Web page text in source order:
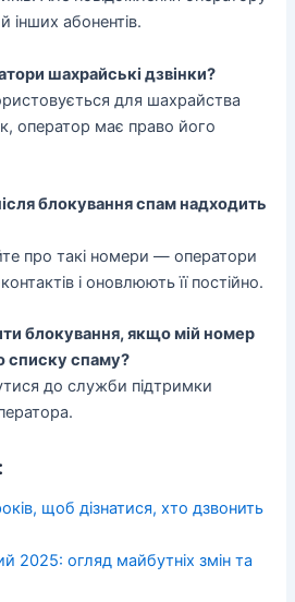
інших абонентів.
шахрайські дзвінки?
для шахрайства
оператор має право його
блокування спам надходить
про такі номери — оператори
і оновлюють її постійно.
блокування, якщо мій номер
списку спаму?
до служби підтримки
щоб дізнатися, хто дзвонить
2025: огляд майбутніх змін та